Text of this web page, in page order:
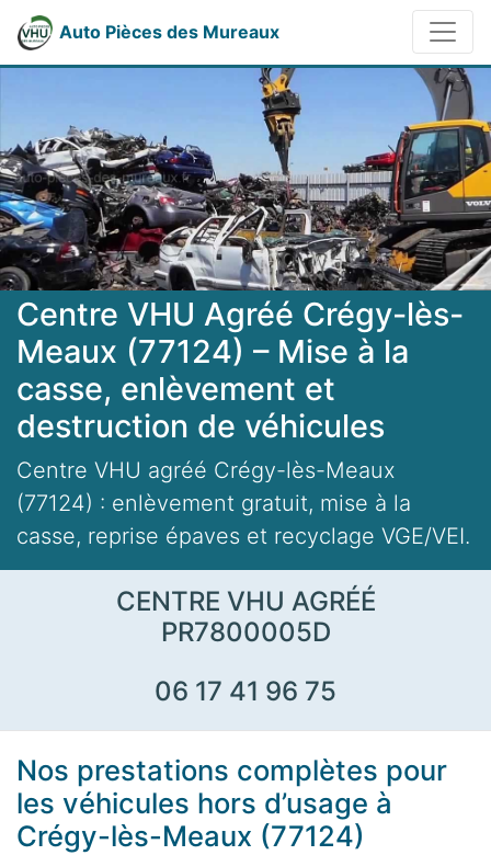
Auto Pièces des Mureaux
Centre VHU Agréé Crégy-lès-
Meaux (77124) – Mise à la
casse, enlèvement et
destruction de véhicules
Centre VHU agréé Crégy-lès-Meaux
(77124) : enlèvement gratuit, mise à la
casse, reprise épaves et recyclage VGE/VEI.
CENTRE VHU AGRÉÉ
PR7800005D
06 17 41 96 75
Nos prestations complètes pour
les véhicules hors d’usage à
Crégy-lès-Meaux (77124)